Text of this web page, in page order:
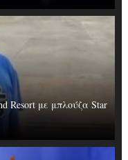
Resort με μπλούζα Star